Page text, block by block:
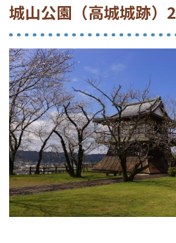
城山公園（高城城跡）2